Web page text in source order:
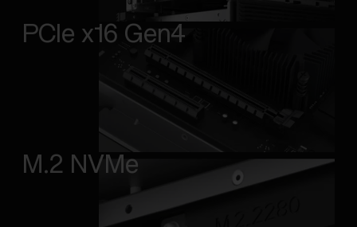
PCIe x16 Gen4
M.2 NVMe